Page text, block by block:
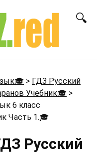
> ГДЗ Русский
Учебник🎓 >
6 класс
Часть 1.🎓
Русский